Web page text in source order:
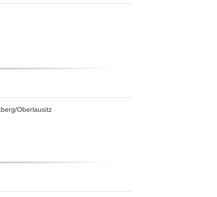
Oberlausitz